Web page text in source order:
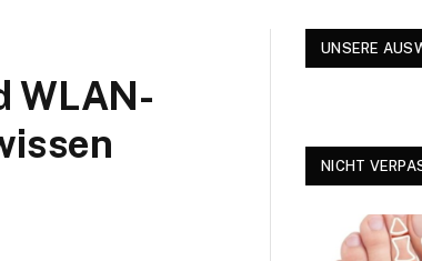
WLAN-
UNSERE
NICHT